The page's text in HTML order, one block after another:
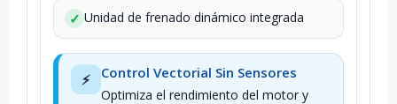
✓ Unidad de frenado dinámico integrada
⚡ Control Vectorial Sin Sensores
Optimiza el rendimiento del motor y